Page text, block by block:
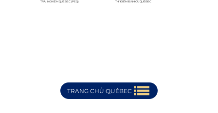
TRANG CHỦ QUÉBEC
TRẢI NGHIỆM QUÉBEC (PEQ) THÍ ĐIỂM ĐỊNH CƯ QUÉBEC